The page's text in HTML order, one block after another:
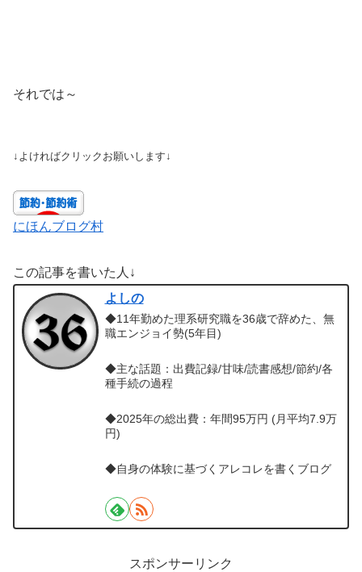
それでは～
↓よければクリックお願いします↓
にほんブログ村
この記事を書いた人↓
よしの
◆11年勤めた理系研究職を36歳で辞めた、無
職エンジョイ勢(5年目)
◆主な話題：出費記録/甘味/読書感想/節約/各
種手続の過程
◆2025年の総出費：年間95万円 (月平均7.9万
円)
◆自身の体験に基づくアレコレを書くブログ
スポンサーリンク